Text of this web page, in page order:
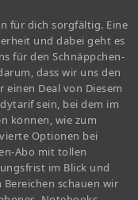
für dich sorgfältig. Eine
und dabei geht es
für den Schnäppchen-
dass wir uns den
Deal von Diesem
sein, bei dem im
können, wie zum
Optionen bei
Abo mit tollen
im Blick und
schauen wir